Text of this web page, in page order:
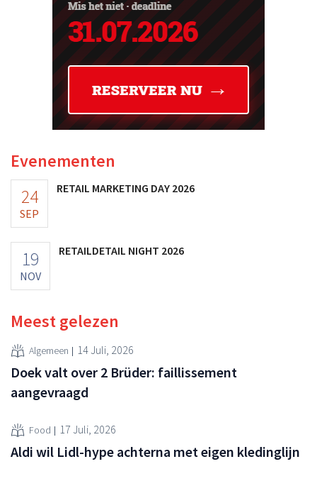
Evenementen
24
SEP
RETAIL MARKETING DAY 2026
19
NOV
RETAILDETAIL NIGHT 2026
Meest gelezen
Algemeen 14 Juli, 2026
Doek valt over 2 Brüder: faillissement
aangevraagd
Food 17 Juli, 2026
Aldi wil Lidl-hype achterna met eigen kledinglijn